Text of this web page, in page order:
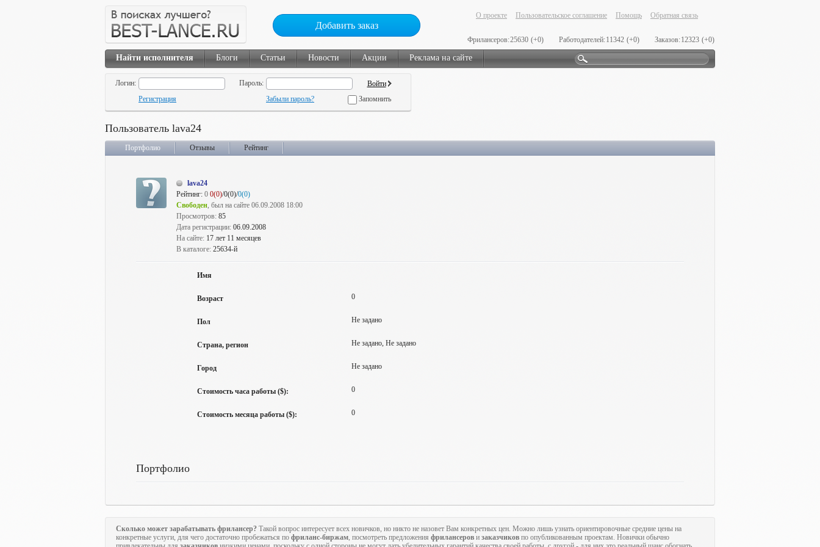
Добавить заказ
О проекте Пользовательское соглашение Помощь Обратная связь
Фрилансеров:25630 (+0) Работодателей:11342 (+0) Заказов:12323 (+0)
Найти исполнителя Блоги Статьи Новости Акции Реклама на сайте
Логин:
Пароль:
Регистрация
Забыли пароль? Запомнить
Пользователь lava24
Портфолио Отзывы Рейтинг
lava24
Рейтинг: 0 0(0)/0(0)/0(0)
Свободен, был на сайте 06.09.2008 18:00
Просмотров: 85
Дата регистрации: 06.09.2008
На сайте: 17 лет 11 месяцев
В каталоге: 25634-й
Имя
Возраст 0
Пол Не задано
Страна, регион Не задано, Не задано
Город Не задано
Стоимость часа работы ($): 0
Стоимость месяца работы ($): 0
Портфолио
Сколько может зарабатывать фрилансер? Такой вопрос интересует всех новичков, но никто не назовет Вам конкретных цен. Можно лишь узнать ориентировочные средние цены на
конкретные услуги, для чего достаточно пробежаться по фриланс-биржам, посмотреть предложения фрилансеров и заказчиков по опубликованным проектам. Новички обычно